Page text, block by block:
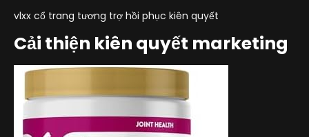
vlxx cổ trang tương trợ hồi phục kiên quyết
Cải thiện kiên quyết marketing